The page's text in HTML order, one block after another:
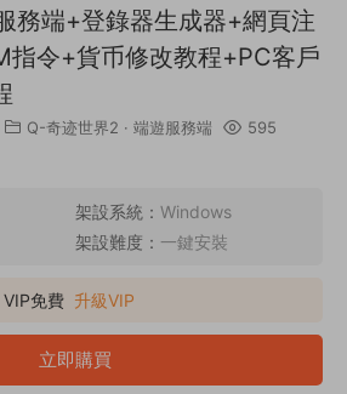
務端+登錄器生成器+網頁注
指令+貨币修改教程+PC客戶
Q-奇迹世界2 · 端遊服務端
595
架設系統： Windows
架設難度： 一鍵安裝
免費 升級VIP
立即購買